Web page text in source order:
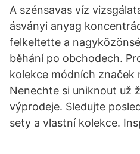
A szénsavas víz
ásványi anyag
felkeltette a
běhání po obchodech.
kolekce módních značek
Nenechte si uniknout už
výprodeje. Sledujte
sety a vlastní kolekce.